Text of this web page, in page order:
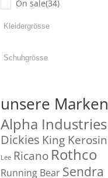
On sale(34)
unsere Marken
Alpha Industries
Dickies King Kerosin
Lee Ricano Rothco
Running Bear Sendra